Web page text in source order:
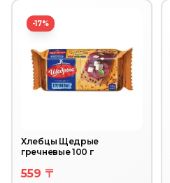
-17%
Хлебцы Щедрые
гречневые 100 г
559 〒